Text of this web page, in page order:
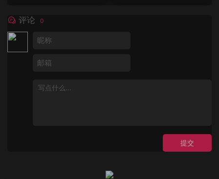
评论 0
提交